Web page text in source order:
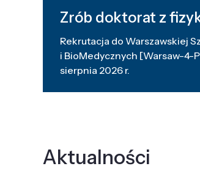
Zrób doktorat z
Rekrutacja do Warszawskiej
i BioMedycznych [Warsaw-4-
sierpnia 2026 r.
Aktualności